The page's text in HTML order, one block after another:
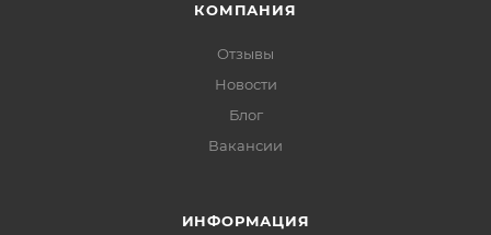
КОМПАНИЯ
Отзывы
Новости
Блог
Вакансии
ИНФОРМАЦИЯ